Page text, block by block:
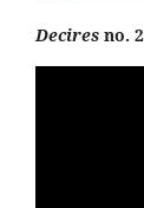
Decires no.